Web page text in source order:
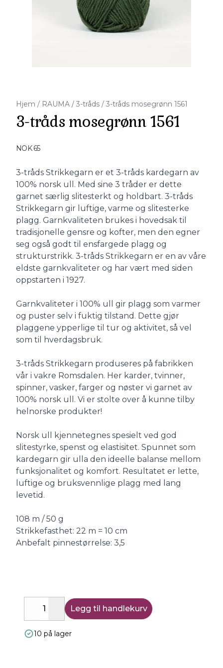
Hjem / RAUMA / 3-tråds / 3-tråds mosegrønn 1561
3-tråds mosegrønn 1561
NOK 65
Description
3-tråds Strikkegarn er et 3-tråds kardegarn av
100% norsk ull. Med sine 3 tråder er dette
garnet særlig slitesterkt og holdbart. 3-tråds
Strikkegarn gir luftige, varme og slitesterke
plagg. Garnkvaliteten brukes i hovedsak til
tradisjonelle gensre og kofter, men den egner
seg også godt til ensfargede plagg og
strukturstrikk. 3-tråds Strikkegarn er en av våre
eldste garnkvaliteter og har vært med siden
oppstarten i 1927.
Garnkvaliteter i 100% ull gir plagg som varmer
og puster selv i fuktig tilstand. Dette gjør
plaggene ypperlige til tur og aktivitet, så vel
som til hverdagsbruk.
3-tråds Strikkegarn produseres på fabrikken
vår i vakre Romsdalen. Her karder, tvinner,
spinner, vasker, farger og nøster vi garnet av
100% norsk ull. Vi er stolte over å kunne tilby
helnorske produkter!
Norsk ull kjennetegnes spesielt ved god
slitestyrke, spenst og elastisitet. Spunnet som
kardegarn gir ulla den ideelle balanse mellom
funksjonalitet og komfort. Resultatet er lette,
luftige og bruksvennlige plagg med lang
levetid.
108 m / 50 g
Strikkefasthet: 22 m = 10 cm
Anbefalt pinnestørrelse: 3,5
DecreaseIncrease
Legg til handlekurv
10 på lager